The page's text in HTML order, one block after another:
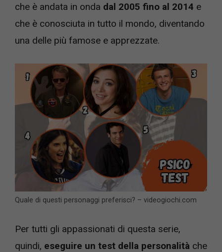
che è andata in onda dal 2005 fino al 2014 e
che è conosciuta in tutto il mondo, diventando
una delle più famose e apprezzate.
Quale di questi personaggi preferisci? – videogiochi.com
Per tutti gli appassionati di questa serie,
quindi, eseguire un test della personalità che